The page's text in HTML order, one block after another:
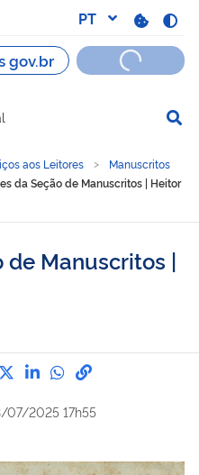
aos Leitores
Manuscritos
da Seção de Manuscritos | Heitor
de Manuscritos |
Compartilhe por Facebook
Compartilhe por Twitter
Compartilhe por
Compartilhe
link para
07/2025 17h55